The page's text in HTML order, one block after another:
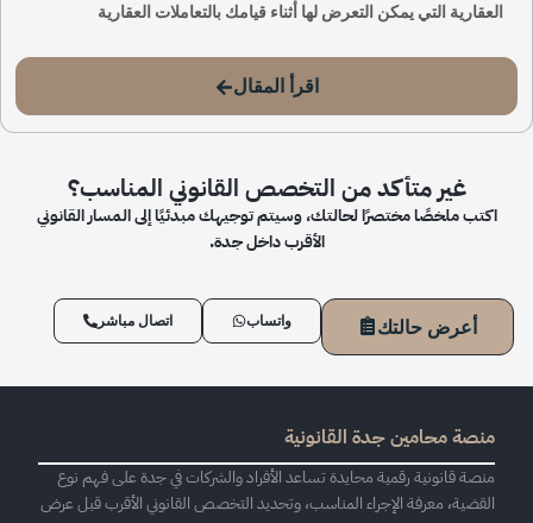
العقارية التي يمكن التعرض لها أثناء قيامك بالتعاملات العقارية
اقرأ المقال
غير متأكد من التخصص القانوني المناسب؟
اكتب ملخصًا مختصرًا لحالتك، وسيتم توجيهك مبدئيًا إلى المسار القانوني
الأقرب داخل جدة.
أعرض حالتك واتساب اتصال مباشر
منصة محامين جدة القانونية
منصة قانونية رقمية محايدة تساعد الأفراد والشركات في جدة على فهم نوع
القضية، معرفة الإجراء المناسب، وتحديد التخصص القانوني الأقرب قبل عرض